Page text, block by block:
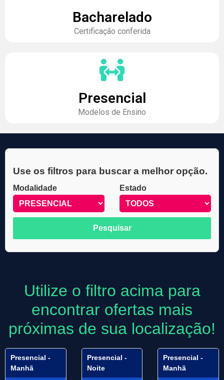
Bacharelado
Certificação conferida
Presencial
Modelos de Ensino
Use os filtros para buscar a melhor opção.
Modalidade Estado
Utilize o filtro acima para
encontrar ofertas mais
próximas de sua localização!
Presencial -
Manhã
Presencial -
Noite
Presencial -
Manhã